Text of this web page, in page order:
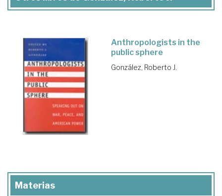
Anthropologists in the
public sphere
González, Roberto J.
Materias